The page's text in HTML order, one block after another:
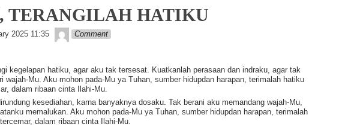
Li
n
TERANGILAH HATIKU
2025 11:35 Lapopp music
Comment
kegelapan hatiku, agar aku tak tersesat. Kuatkanlah perasaan dan indraku, agar tak
wajah-Mu. Aku mohon pada-Mu ya Tuhan, sumber hidupdan harapan, terimalah hatiku
dalam ribaan cinta Ilahi-Mu.
kesediahan, karna banyaknya dosaku. Tak berani aku memandang wajah-Mu,
memalukan. Aku mohon pada-Mu ya Tuhan, sumber hidupdan harapan, terimalah
dalam ribaan cinta Ilahi-Mu.